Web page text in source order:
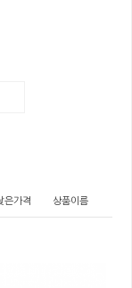
은가격 상품이름